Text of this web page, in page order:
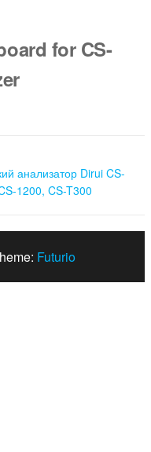
for CS-
анализатор Dirui CS-
1200, CS-T300
Futurio